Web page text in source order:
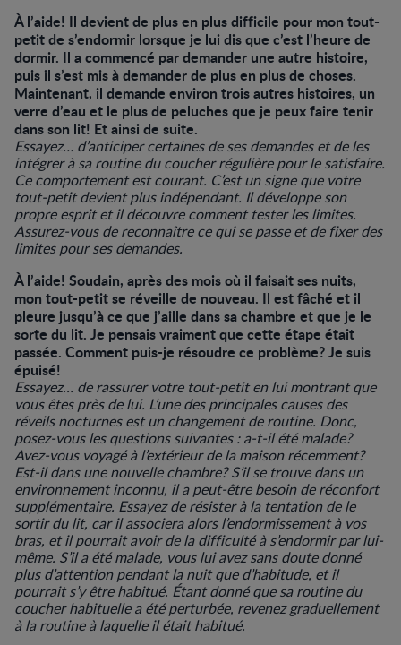
À l’aide! Il devient de plus en plus difficile pour mon tout-
petit de s’endormir lorsque je lui dis que c’est l’heure de
dormir. Il a commencé par demander une autre histoire,
puis il s’est mis à demander de plus en plus de choses.
Maintenant, il demande environ trois autres histoires, un
verre d’eau et le plus de peluches que je peux faire tenir
dans son lit! Et ainsi de suite.
Essayez… d’anticiper certaines de ses demandes et de les
intégrer à sa routine du coucher régulière pour le satisfaire.
Ce comportement est courant. C’est un signe que votre
tout-petit devient plus indépendant. Il développe son
propre esprit et il découvre comment tester les limites.
Assurez-vous de reconnaître ce qui se passe et de fixer des
limites pour ses demandes.
À l’aide! Soudain, après des mois où il faisait ses nuits,
mon tout-petit se réveille de nouveau. Il est fâché et il
pleure jusqu’à ce que j’aille dans sa chambre et que je le
sorte du lit. Je pensais vraiment que cette étape était
passée. Comment puis-je résoudre ce problème? Je suis
épuisé!
Essayez… de rassurer votre tout-petit en lui montrant que
vous êtes près de lui. L’une des principales causes des
réveils nocturnes est un changement de routine. Donc,
posez-vous les questions suivantes : a-t-il été malade?
Avez-vous voyagé à l’extérieur de la maison récemment?
Est-il dans une nouvelle chambre? S’il se trouve dans un
environnement inconnu, il a peut-être besoin de réconfort
supplémentaire. Essayez de résister à la tentation de le
sortir du lit, car il associera alors l’endormissement à vos
bras, et il pourrait avoir de la difficulté à s’endormir par lui-
même. S’il a été malade, vous lui avez sans doute donné
plus d’attention pendant la nuit que d’habitude, et il
pourrait s’y être habitué. Étant donné que sa routine du
coucher habituelle a été perturbée, revenez graduellement
à la routine à laquelle il était habitué.